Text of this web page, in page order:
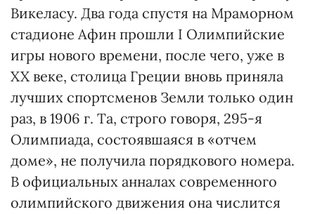
Викеласу. Два года спустя на Мраморном
стадионе Афин прошли I Олимпийские
игры нового времени, после чего, уже в
XX веке, столица Греции вновь приняла
лучших спортсменов Земли только один
раз, в 1906 г. Та, строго говоря, 295-я
Олимпиада, состоявшаяся в «отчем
доме», не получила порядкового номера.
В официальных анналах современного
олимпийского движения она числится